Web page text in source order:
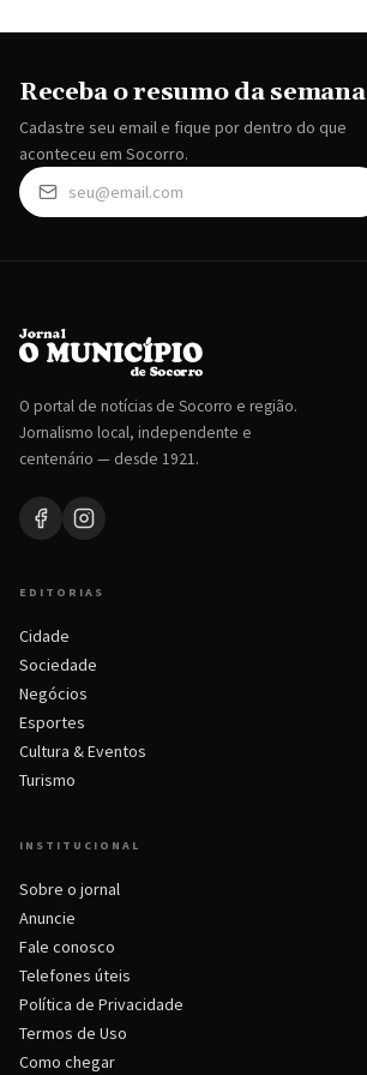
Receba o resumo da semana
Cadastre seu email e fique por dentro do que
aconteceu em Socorro.
O portal de notícias de Socorro e região.
Jornalismo local, independente e
centenário — desde 1921.
EDITORIAS
Cidade
Sociedade
Negócios
Esportes
Cultura & Eventos
Turismo
INSTITUCIONAL
Sobre o jornal
Anuncie
Fale conosco
Telefones úteis
Política de Privacidade
Termos de Uso
Como chegar